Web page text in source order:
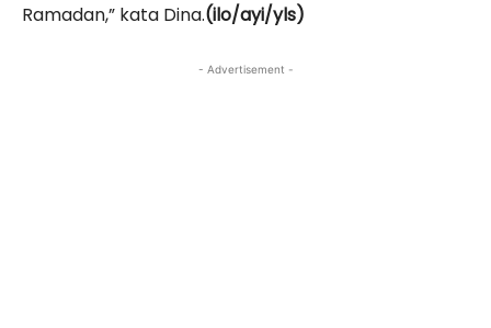
Ramadan,” kata Dina.(ilo/ayi/yls)
- Advertisement -